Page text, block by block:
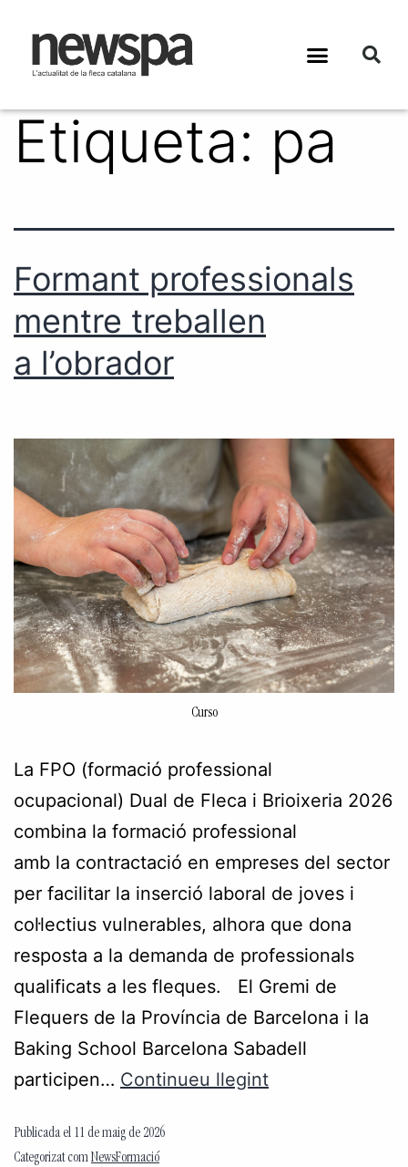
Etiqueta: pa
Formant professionals
mentre treballen
a l’obrador
Curso
La FPO (formació professional
ocupacional) Dual de Fleca i Brioixeria 2026
combina la formació professional
amb la contractació en empreses del sector
per facilitar la inserció laboral de joves i
col·lectius vulnerables, alhora que dona
resposta a la demanda de professionals
qualificats a les fleques. El Gremi de
Flequers de la Província de Barcelona i la
Baking School Barcelona Sabadell
participen… Continueu llegint
Publicada el 11 de maig de 2026
Categorizat comNewsFormació